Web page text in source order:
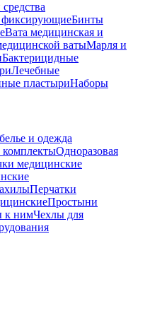
Бинты
Вата медицинская и
ватыМарля и
Бактерицидные
Лечебные
пластыриНаборы
и одежда
Одноразовая
медицинские
Перчатки
Простыни
к нимЧехлы для